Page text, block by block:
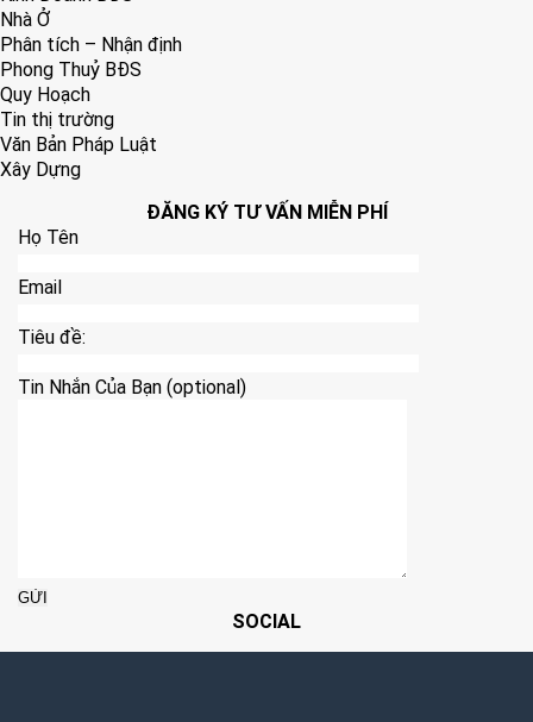
Nhà Ở
Phân tích – Nhận định
Phong Thuỷ BĐS
Quy Hoạch
Tin thị trường
Văn Bản Pháp Luật
Xây Dựng
ĐĂNG KÝ TƯ VẤN MIỄN PHÍ
Họ Tên
Email
Tiêu đề:
Tin Nhắn Của Bạn (optional)
SOCIAL